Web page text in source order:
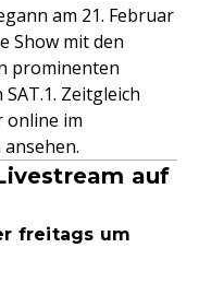
am 21. Februar
Show mit den
prominenten
Zeitgleich
online im
auf
freitags um